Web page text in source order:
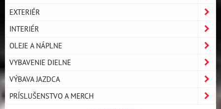
EXTERIÉR
INTERIÉR
OLEJE A NÁPLNE
VYBAVENIE DIELNE
VÝBAVA JAZDCA
PRÍSLUŠENSTVO A MERCH